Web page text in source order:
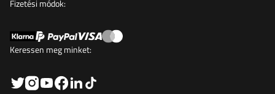
Fizetési módok:
Keressen meg minket: